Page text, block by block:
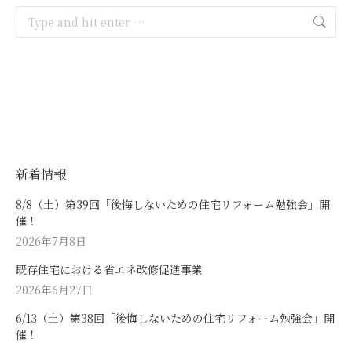
新着情報
8/8（土）第39回「後悔しないための住宅リフォーム勉強会」開
催！
2026年7月8日
既存住宅における省エネ改修促進事業
2026年6月27日
6/13（土）第38回「後悔しないための住宅リフォーム勉強会」開
催！